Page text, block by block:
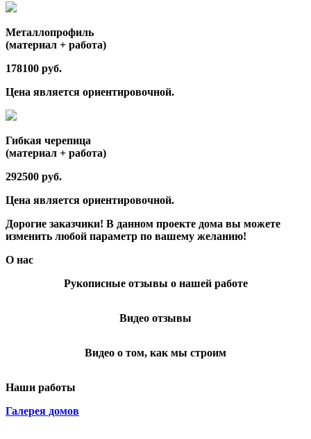
Металлопрофиль
(материал + работа)
178100 руб.
Цена является ориентировочной.
Гибкая черепица
(материал + работа)
292500 руб.
Цена является ориентировочной.
Дорогие заказчики! В данном проекте дома вы можете
изменить любой параметр по вашему желанию!
О нас
Рукописные отзывы о нашей работе
Видео отзывы
Видео о том, как мы строим
Наши работы
Галерея домов